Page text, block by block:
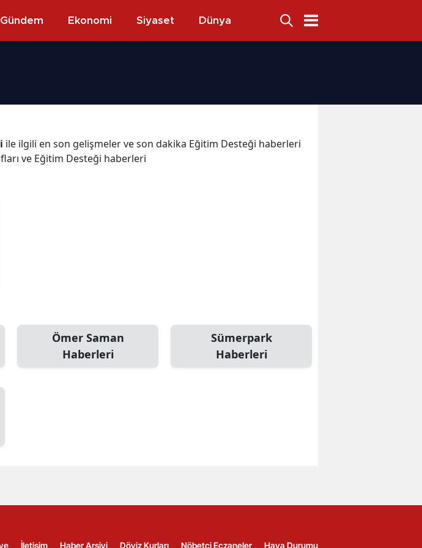
Gündem Ekonomi Siyaset Dünya
ile ilgili en son gelişmeler ve son dakika Eğitim Desteği haberleri
ve Eğitim Desteği haberleri
Ömer Saman
Haberleri
Sümerpark
Haberleri
İletişim Haber Arşivi Döviz Kurları Nöbetçi Eczaneler Hava Durumu